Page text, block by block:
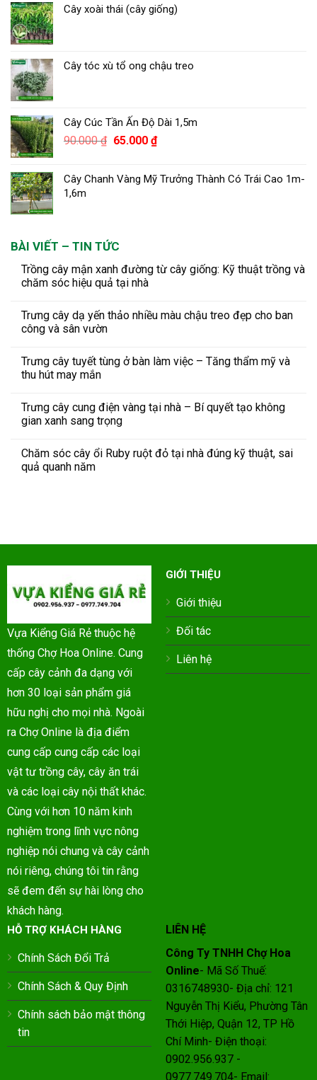
Cây xoài thái (cây giống)
Cây tóc xù tổ ong chậu treo
Cây Cúc Tần Ấn Độ Dài 1,5m
90.000₫ Giá
90.000 ₫.
65.000 ₫Giá
là:
Cây Chanh Vàng Mỹ Trưởng Thành Có Trái Cao 1m-
1,6m
BÀI VIẾT – TIN TỨC
Trồng cây mận xanh đường từ cây giống: Kỹ thuật trồng và
chăm sóc hiệu quả tại nhà
Trưng cây dạ yến thảo nhiều màu chậu treo đẹp cho ban
công và sân vườn
Trưng cây tuyết tùng ở bàn làm việc – Tăng thẩm mỹ và
thu hút may mắn
Trưng cây cung điện vàng tại nhà – Bí quyết tạo không
gian xanh sang trọng
Chăm sóc cây ổi Ruby ruột đỏ tại nhà đúng kỹ thuật, sai
quả quanh năm
Vựa Kiểng Giá Rẻ thuộc hệ
thống Chợ Hoa Online. Cung
cấp cây cảnh đa dạng với
hơn 30 loại sản phẩm giá
hữu nghị cho mọi nhà. Ngoài
ra Chợ Online là địa điểm
cung cấp cung cấp các loại
vật tư trồng cây, cây ăn trái
và các loại cây nội thất khác.
Cùng với hơn 10 năm kinh
nghiệm trong lĩnh vực nông
nghiệp nói chung và cây cảnh
nói riêng, chúng tôi tin rằng
sẽ đem đến sự hài lòng cho
khách hàng.
GIỚI THIỆU
Giới thiệu
Đối tác
Liên hệ
HỖ TRỢ KHÁCH HÀNG
Chính Sách Đổi Trả
Chính Sách & Quy Định
Chính sách bảo mật thông
tin
LIÊN HỆ
Công Ty TNHH Chợ Hoa
Online- Mã Số Thuế:
0316748930- Địa chỉ: 121
Nguyễn Thị Kiểu, Phường Tân
Thới Hiệp, Quận 12, TP Hồ
Chí Minh- Điện thoại:
0902.956.937 -
0977.749.704- Email: